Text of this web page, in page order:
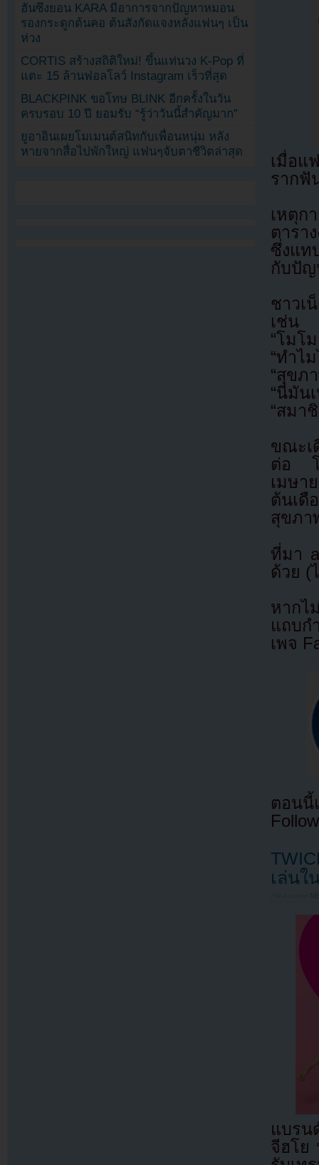
เมื่อแ
รากฟั
เหตุก
ตารา
ซึ่งแท
กับปัญ
ชาวเ
เช่น
“โมโ
“ทำไ
“สุขภ
“นี่มัน
“สมา
ขณะเ
ต่อ โ
เมษา
ต้นเดื
สุขภา
ที่มา
ด้วย (
หากไ
แถบก
เพจ
ตอนนี้
เล่น
แบรน
จีฮโย
ฮันซึงยอน KARA มีอาการจากปัญหาหมอน
รองกระดูกต้นคอ ต้นสังกัดแจงหลังแฟนๆ เป็น
ห่วง
CORTIS สร้างสถิติใหม่! ขึ้นแท่นวง K-Pop ที่
แตะ 15 ล้านฟอลโลว์ Instagram เร็วที่สุด
BLACKPINK ขอโทษ BLINK อีกครั้งในวัน
ครบรอบ 10 ปี ยอมรับ “รู้ว่าวันนี้สำคัญมาก”
ยูอาอินเผยโมเมนต์สนิทกับเพื่อนหนุ่ม หลัง
หายจากสื่อไปพักใหญ่ แฟนๆจับตาชีวิตล่าสุด